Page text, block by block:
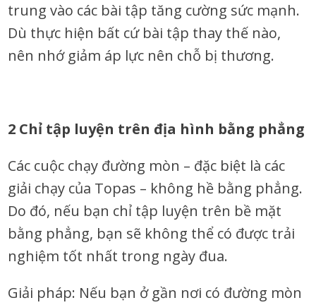
trung vào các bài tập tăng cường sức mạnh.
Dù thực hiện bất cứ bài tập thay thế nào,
nên nhớ giảm áp lực nên chỗ bị thương.
2 Chỉ tập luyện trên địa hình bằng phẳng
Các cuộc chạy đường mòn – đặc biệt là các
giải chạy của Topas – không hề bằng phẳng.
Do đó, nếu bạn chỉ tập luyện trên bề mặt
bằng phẳng, bạn sẽ không thể có được trải
nghiệm tốt nhất trong ngày đua.
Giải pháp: Nếu bạn ở gần nơi có đường mòn